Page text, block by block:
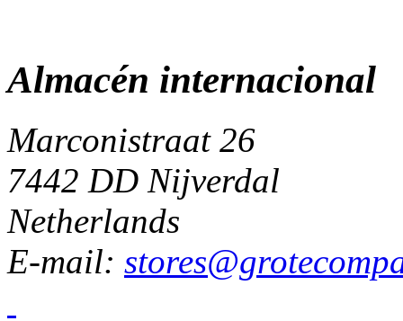
Almacén internacional
Marconistraat 26
7442 DD Nijverdal
Netherlands
E-mail: